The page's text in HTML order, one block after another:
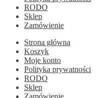
RODO
Sklep
Zamówienie
Strona główna
Koszyk
Moje konto
Polityka prywatności
RODO
Sklep
Zamówienie